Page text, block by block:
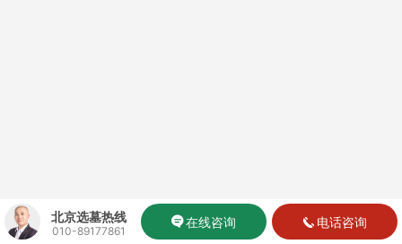
北京选墓热线
010-89177861
在线咨询 电话咨询